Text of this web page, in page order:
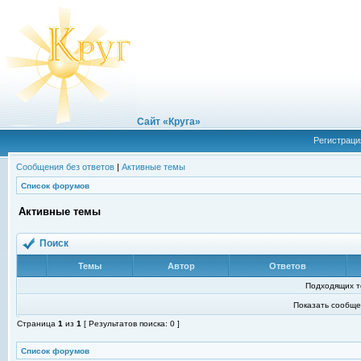
Сайт «Круга»
Сообщения без ответов | Активные темы
Список форумов
Активные темы
Поиск
Темы Автор Ответов
Подходящих
Показать
Страница 1 из 1 [ Результатов поиска: 0 ]
Список форумов